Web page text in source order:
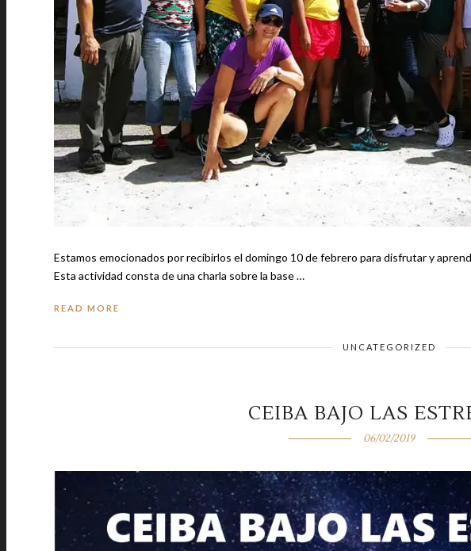
Estamos emocionados por recibirlos el domingo 10 de febrero para disfrutar y
Esta actividad consta de una charla sobre la base …
READ MORE
UNCATEGORIZED
CEIBA BAJO LAS
06/02/2019